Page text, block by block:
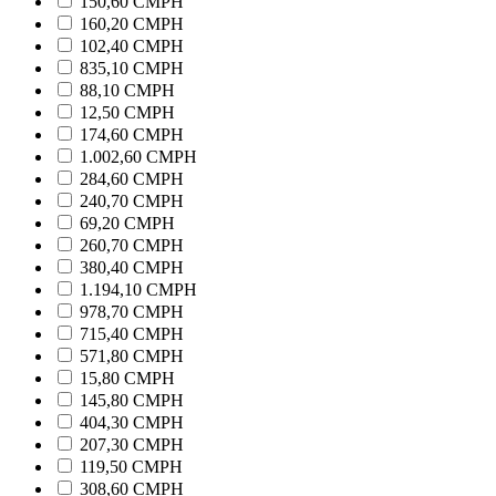
160,20 CMPH
102,40 CMPH
835,10 CMPH
88,10 CMPH
12,50 CMPH
174,60 CMPH
1.002,60 CMPH
284,60 CMPH
240,70 CMPH
69,20 CMPH
260,70 CMPH
380,40 CMPH
1.194,10 CMPH
978,70 CMPH
715,40 CMPH
571,80 CMPH
15,80 CMPH
145,80 CMPH
404,30 CMPH
207,30 CMPH
119,50 CMPH
308,60 CMPH